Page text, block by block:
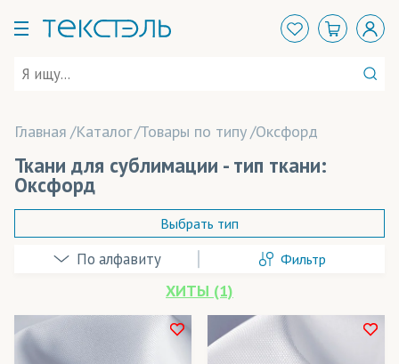
Главная Каталог Товары по типу Оксфорд
Ткани для сублимации - тип ткани:
Оксфорд
Арт Канва
Атлас
Выбрать тип
Фильтр
ХИТЫ (1)